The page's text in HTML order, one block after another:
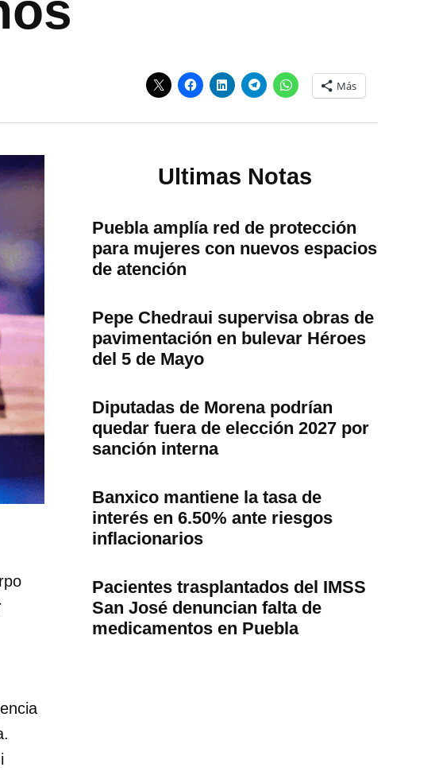
Más
Ultimas Notas
Puebla amplía red de protección
para mujeres con nuevos espacios
de atención
Pepe Chedraui supervisa obras de
pavimentación en bulevar Héroes
del 5 de Mayo
Diputadas de Morena podrían
quedar fuera de elección 2027 por
sanción interna
Banxico mantiene la tasa de
interés en 6.50% ante riesgos
inflacionarios
Pacientes trasplantados del IMSS
San José denuncian falta de
medicamentos en Puebla